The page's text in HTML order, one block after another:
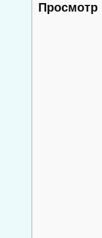
Просмотр